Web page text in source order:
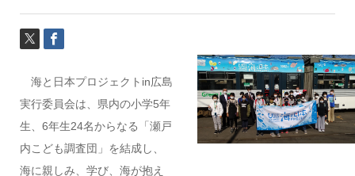
海と日本プロジェクトin広島
実行委員会は、県内の小学5年
生、6年生24名からなる「瀬戸
内こども調査団」を結成し、
海に親しみ、学び、海が抱え